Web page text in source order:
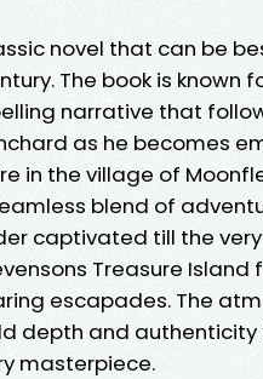
novel that can be
The book is known
narrative that
as he becomes
in the village of
blend of
captivated till the very
Treasure Island
escapades. The
depth and authenticity
masterpiece.